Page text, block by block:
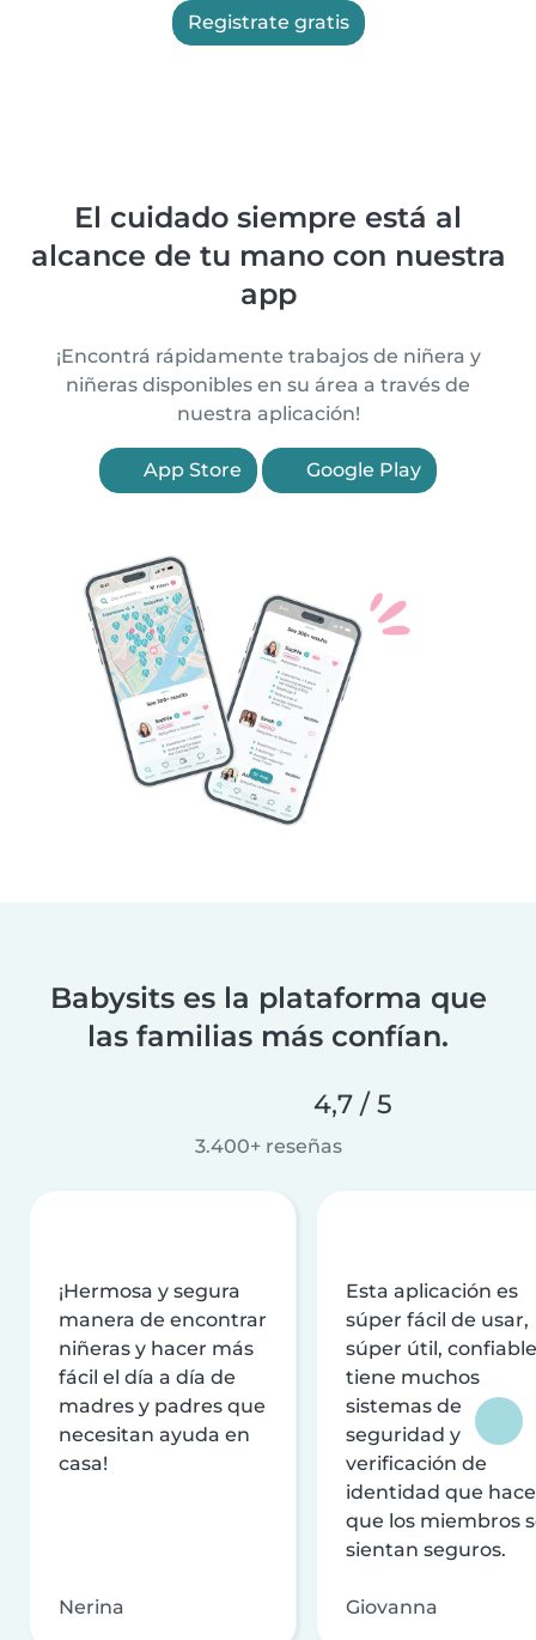
Registrate gratis
El cuidado siempre está al
alcance de tu mano con nuestra
app
¡Encontrá rápidamente trabajos de niñera y
niñeras disponibles en su área a través de
nuestra aplicación!
App Store Google Play
Babysits es la plataforma que
las familias más confían.
4,7 / 5
3.400+ reseñas
¡Hermosa y segura
manera de encontrar
niñeras y hacer más
fácil el día a día de
madres y padres que
necesitan ayuda en
casa!
Nerina
Esta aplicación es
súper fácil de usar,
súper útil,
tiene muchos
sistemas de
seguridad y
verificación de
identidad que
que los miembros
sientan seguros.
Giovanna